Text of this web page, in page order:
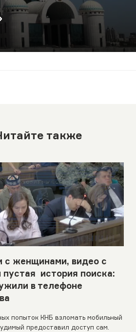
также
с женщинами, видео с
история поиска:
в телефоне
попыток КНБ взломать мобильный
предоставил доступ сам.